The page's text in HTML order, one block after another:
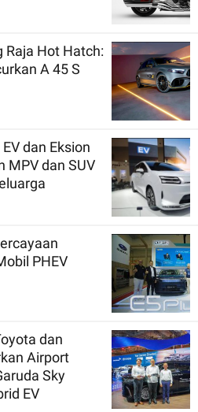
Raja Hot Hatch:
A 45 S
dan Eksion
MPV dan SUV
PHEV
dan
Airport
Sky
EV